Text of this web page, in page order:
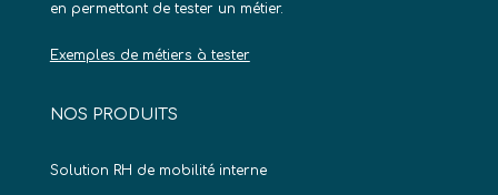
en permettant de tester un métier.
Exemples de métiers à tester
NOS PRODUITS
Solution RH de mobilité interne